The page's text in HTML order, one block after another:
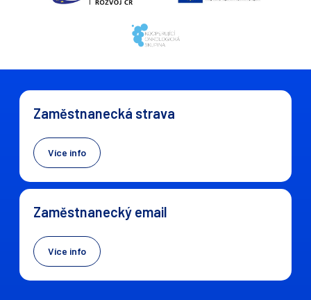
Zaměstnanecká strava
Více info
Zaměstnanecký email
Více info